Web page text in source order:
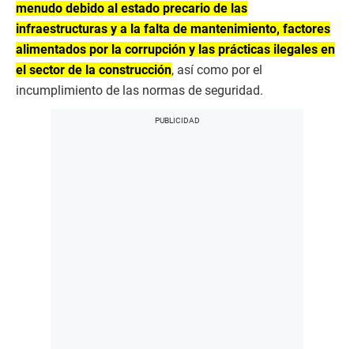
menudo debido al estado precario de las
infraestructuras y a la falta de mantenimiento, factores
alimentados por la corrupción y las prácticas ilegales en
el sector de la construcción, así como por el
incumplimiento de las normas de seguridad.